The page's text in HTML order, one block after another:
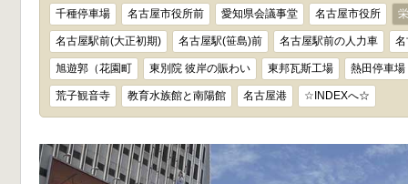
千種停車場 名古屋市役所前 愛知県会議事堂 名古屋市役所
名古屋駅前(大正初期) 名古屋駅(笹島)前 名古屋駅前の人力車
旭遊郭（花園町 東別院 彼岸の賑わい 東邦瓦斯工場 熱田停車場
荒子観音寺 教育水族館と南陽館 名古屋港 ☆INDEXへ☆